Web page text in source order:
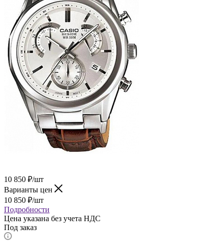
10 850 ₽/шт
Варианты цен
10 850 ₽/шт
Подробности
Цена указана без учета НДС
Под заказ